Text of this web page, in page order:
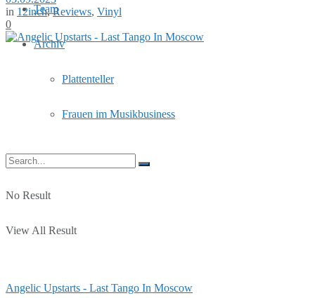
Team
Archiv
Plattenteller
Frauen im Musikbusiness
No Result
View All Result
in 12inch,Reviews, Vinyl
0
Angelic Upstarts - Last Tango In Moscow